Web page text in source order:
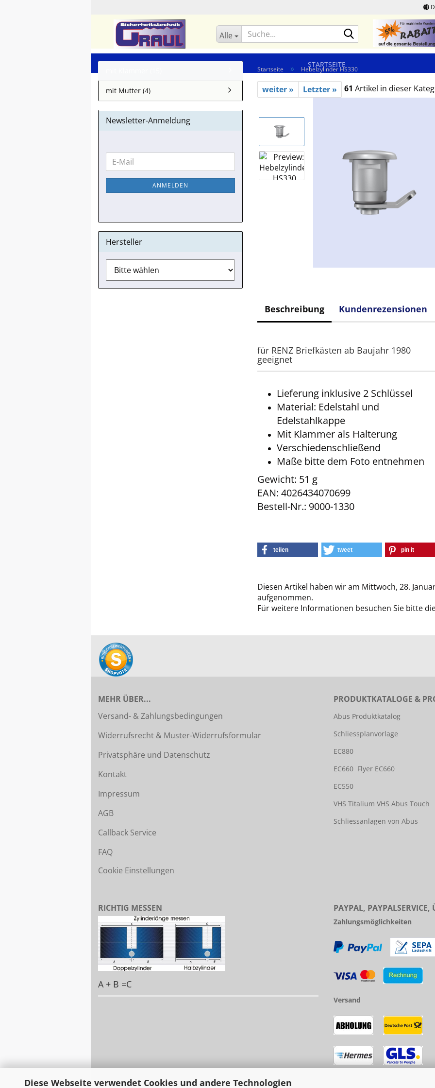
Diese Webseite verwendet Cookies und andere Technologien
Alle Suche...
STARTSEITE
Startseite » Hebelzylinder HS330
weiter » Letzter » 61 Artikel in dieser
Beschreibung Kundenrezensionen
für RENZ Briefkästen ab Baujahr 1980
geeignet
Lieferung inklusive 2 Schlüssel
Material: Edelstahl und
Edelstahlkappe
Mit Klammer als Halterung
Verschiedenschließend
Maße bitte dem Foto entnehmen
Gewicht: 51 g
EAN: 4026434070699
Bestell-Nr.: 9000-1330
teilen tweet pin it
Diesen Artikel haben wir am Mittwoch, 28.
aufgenommen.
Für weitere Informationen besuchen Sie bitte
mit Mutter (4)
Newsletter-Anmeldung
WEITER
ZUR
NEWSLETTER-
ANMELDUNG
E-
Mail
ANMELDEN
Hersteller
MEHR ÜBER...
Versand- & Zahlungsbedingungen
Widerrufsrecht & Muster-Widerrufsformular
Privatsphäre und Datenschutz
Kontakt
Impressum
AGB
Callback Service
FAQ
Cookie Einstellungen
PRODUKTKATALOGE &
Abus Produktkatalog
Schliessplanvorlage
EC880
EC660 Flyer EC660
EC550
VHS Titalium VHS Abus Touch
Schliessanlagen von Abus
RICHTIG MESSEN
A + B =C
PAYPAL, PAYPALSERVICE,
Zahlungsmöglichkeiten
Versand